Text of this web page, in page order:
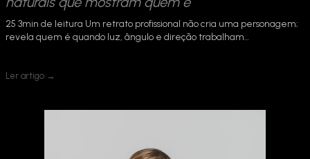
25 3min de leitura Um retrato profissional não cria uma personagem;
revela quem é quando luz, ângulo e direção trabalham…
Ler artigo →